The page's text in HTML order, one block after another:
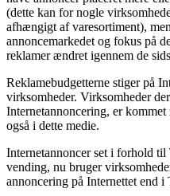
(dette kan for nogle
afhængigt af varesortiment),
annoncemarkedet og fokus på
reklamer ændret igennem de
Reklamebudgetterne stiger på
virksomheder. Virksomheder
Internetannoncering, er
også i dette medie.
Internetannoncer set i forhold
vending, nu bruger
annoncering på Internettet end i